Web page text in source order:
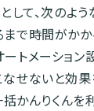
て、次のよう
で時間がか
トメーション
せないと効果
括かんりくん